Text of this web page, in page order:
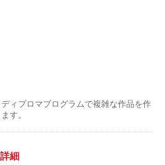
ィプロマプログラムで複雑な作品を作
す。
詳細